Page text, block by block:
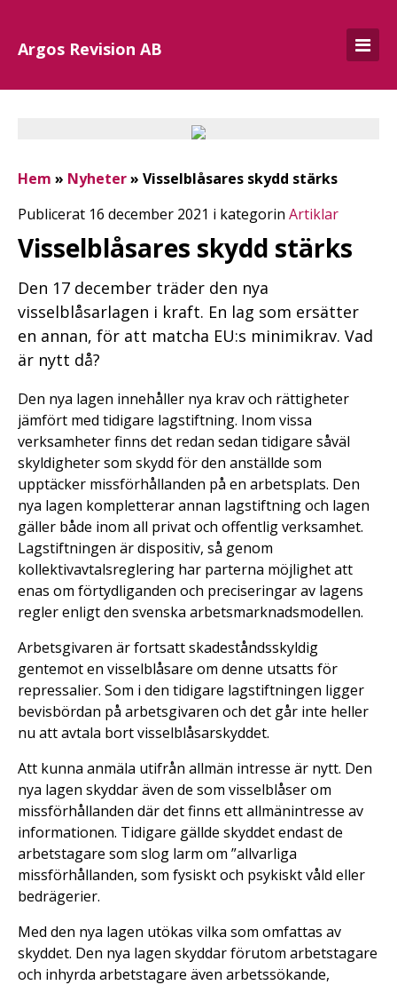
Argos Revision AB
Hem » Nyheter» Visselblåsares skydd stärks
Publicerat 16 december 2021 i kategorin Artiklar
Visselblåsares skydd stärks
Den 17 december träder den nya
visselblåsarlagen i kraft. En lag som ersätter
en annan, för att matcha EU:s minimikrav. Vad
är nytt då?
Den nya lagen innehåller nya krav och rättigheter
jämfört med tidigare lagstiftning. Inom vissa
verksamheter finns det redan sedan tidigare såväl
skyldigheter som skydd för den anställde som
upptäcker missförhållanden på en arbetsplats. Den
nya lagen kompletterar annan lagstiftning och lagen
gäller både inom all privat och offentlig verksamhet.
Lagstiftningen är dispositiv, så genom
kollektivavtalsreglering har parterna möjlighet att
enas om förtydliganden och preciseringar av lagens
regler enligt den svenska arbetsmarknadsmodellen.
Arbetsgivaren är fortsatt skadeståndsskyldig
gentemot en visselblåsare om denne utsatts för
repressalier. Som i den tidigare lagstiftningen ligger
bevisbördan på arbetsgivaren och det går inte heller
nu att avtala bort visselblåsarskyddet.
Att kunna anmäla utifrån allmän intresse är nytt. Den
nya lagen skyddar även de som visselblåser om
missförhållanden där det finns ett allmänintresse av
informationen. Tidigare gällde skyddet endast de
arbetstagare som slog larm om ”allvarliga
missförhållanden, som fysiskt och psykiskt våld eller
bedrägerier.
Med den nya lagen utökas vilka som omfattas av
skyddet. Den nya lagen skyddar förutom arbetstagare
och inhyrda arbetstagare även arbetssökande,